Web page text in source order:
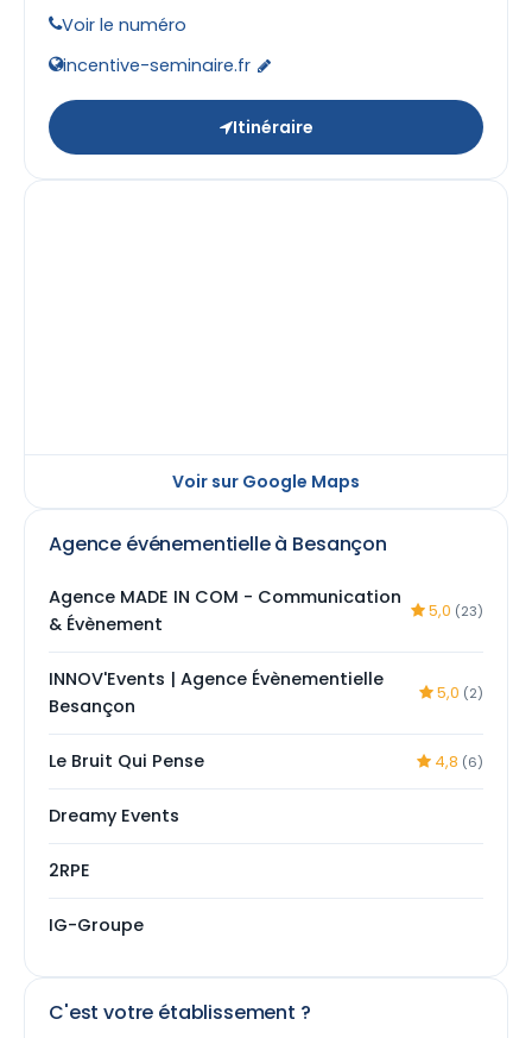
Voir le numéro
incentive-seminaire.fr
Itinéraire
Voir sur Google Maps
Agence événementielle à Besançon
Agence MADE IN COM - Communication
& Évènement
5,0 (23)
INNOV'Events | Agence Évènementielle
Besançon
5,0 (2)
Le Bruit Qui Pense 4,8 (6)
Dreamy Events
2RPE
IG-Groupe
C'est votre établissement ?